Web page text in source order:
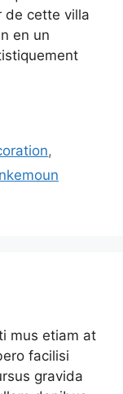
de cette villa
en un
,
mus etiam at
facilisi
gravida